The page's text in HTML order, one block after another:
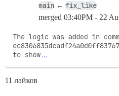
main ← fix_like
merged 03:40PM - 22
The logic was added in
to show …
11 лайков